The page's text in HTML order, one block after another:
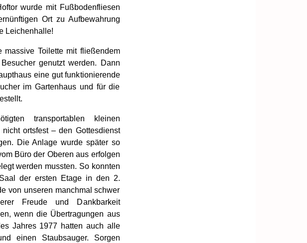
wurde mit Fußbodenfliesen
Ort zu Aufbewahrung
Leichenhalle!
massive Toilette mit fließendem
genutzt werden. Dann
eine gut funktionierende
im Gartenhaus und für die
transportablen kleinen
ortsfest – den Gottesdienst
Die Anlage wurde später so
Büro der Oberen aus erfolgen
werden mussten. So konnten
der ersten Etage in den 2.
von unseren manchmal schwer
Freude und Dankbarkeit
wenn die Übertragungen aus
Jahres 1977 hatten auch alle
einen Staubsauger. Sorgen